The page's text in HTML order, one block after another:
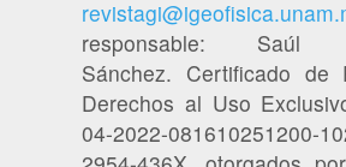
responsable: Saúl
Sánchez. Certificado de
Derechos al Uso
04-2022-081610251200-